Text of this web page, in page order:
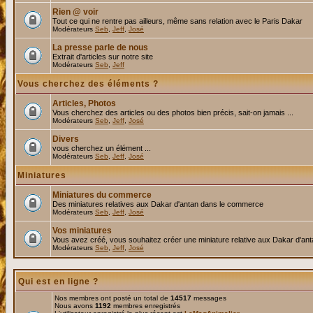
Rien @ voir
Tout ce qui ne rentre pas ailleurs, même sans relation avec le Paris Dakar
Modérateurs Seb Jeff José
La presse parle de nous
Extrait d'articles sur notre site
Modérateurs Seb Jeff
Vous cherchez des éléments ?
Articles, Photos
Vous cherchez des articles ou des photos bien précis, sait-on jamais ...
Modérateurs Seb Jeff José
Divers
vous cherchez un élément ...
Modérateurs Seb Jeff José
Miniatures
Miniatures du commerce
Des miniatures relatives aux Dakar d'antan dans le commerce
Modérateurs Seb Jeff José
Vos miniatures
Vous avez créé, vous souhaitez créer une miniature relative aux Dakar
Modérateurs Seb Jeff José
Qui est en ligne ?
Nos membres ont posté un total de 14517 messages
Nous avons 1192 membres enregistrés